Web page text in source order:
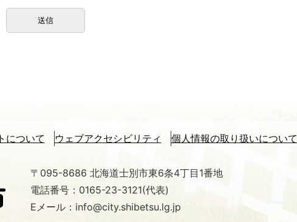
について ウェブアクセシビリティ 個人情報の取り扱いについて
〒095-8686 北海道士別市東6条4丁目1番地
電話番号：0165-23-3121(代表)
Eメール：info@city.shibetsu.lg.jp